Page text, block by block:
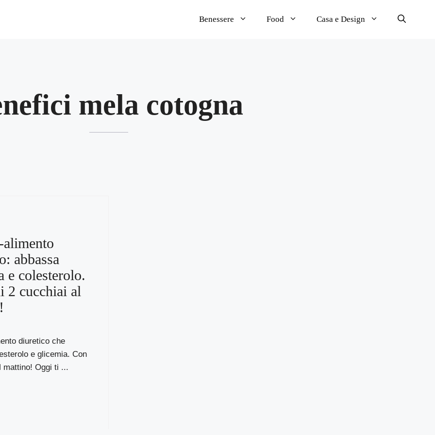
Benessere Food Casa e Design
mela cotogna
abbassa
e colesterolo.
2 cucchiai al
diuretico che
e glicemia. Con
mattino! Oggi ti ...